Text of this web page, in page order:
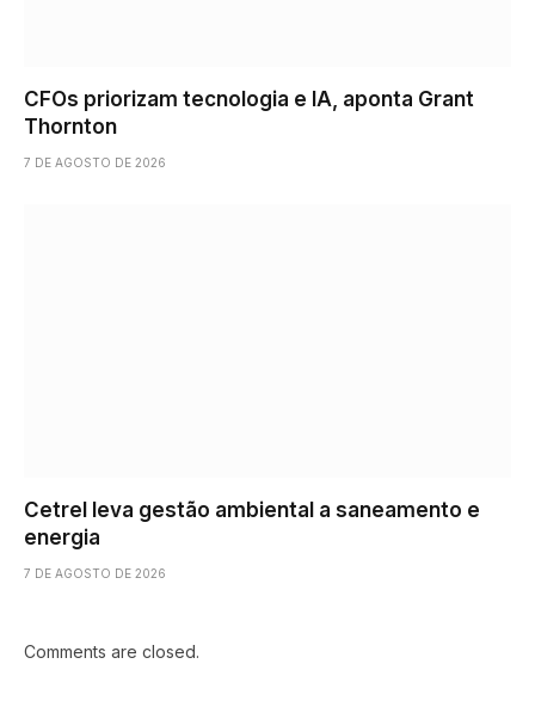
CFOs priorizam tecnologia e IA, aponta Grant
Thornton
7 DE AGOSTO DE 2026
Cetrel leva gestão ambiental a saneamento e
energia
7 DE AGOSTO DE 2026
Comments are closed.